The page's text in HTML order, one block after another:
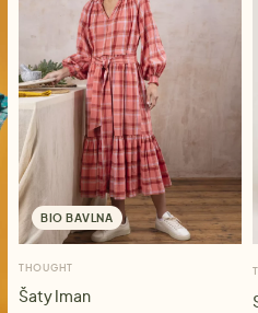
BIO BAVLNA
THOUGHT
Šaty Iman